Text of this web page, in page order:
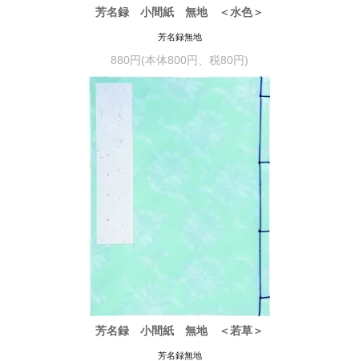
芳名録 小間紙 無地 ＜水色＞
芳名録無地
880円(本体800円、税80円)
芳名録 小間紙 無地 ＜若草＞
芳名録無地